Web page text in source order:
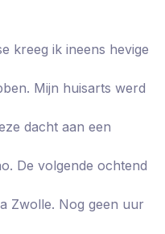
kreeg ik ineens hevige
Mijn huisarts werd
dacht aan een
De volgende ochtend
Zwolle. Nog geen uur